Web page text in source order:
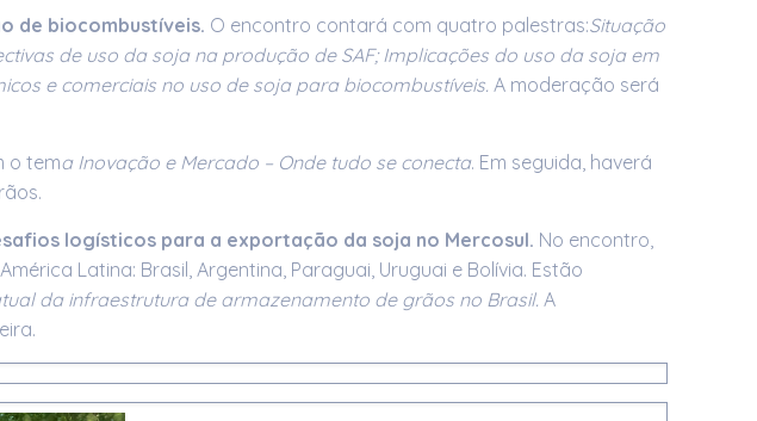
de biocombustíveis. O encontro contará com quatro palestras:Situação
de uso da soja na produção de SAF; Implicações do uso da soja em
e comerciais no uso de soja para biocombustíveis. A moderação será
o tema Inovação e Mercado – Onde tudo se conecta. Em seguida, haverá
logísticos para a exportação da soja no Mercosul. No encontro,
Latina: Brasil, Argentina, Paraguai, Uruguai e Bolívia. Estão
da infraestrutura de armazenamento de grãos no Brasil. A